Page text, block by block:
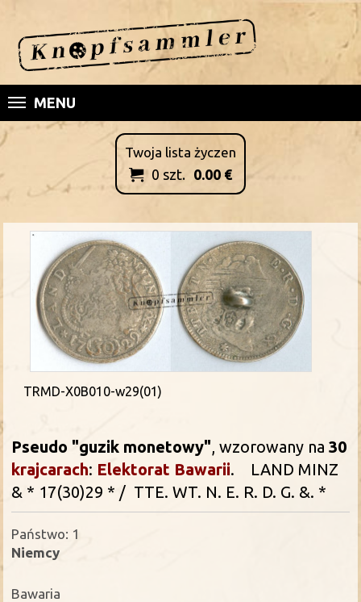
MENU
Twoja lista życzen
 0 szt. 0.00 €
TRMD-X0B010-w29(01)
Pseudo "guzik monetowy", wzorowany na30
krajcarach: Elektorat Bawarii.
LAND MINZ
& * 17(30)29 * / TTE. WT. N. E. R. D. G. &. *
Państwo: 1
Niemcy
Bawaria